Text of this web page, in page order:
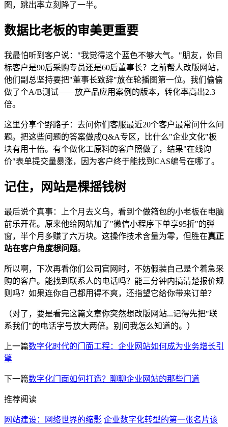
图，跳出率立刻降了一半。
数据比老板的审美更重要
我最怕听到客户说："我觉得这个蓝色不够大气。"朋友，你目
标客户是90后采购专员还是60后董事长？之前帮人改版网站，
他们副总坚持要把"董事长致辞"放在轮播图第一位。我们偷偷
做了个A/B测试——放产品应用案例的版本，转化率高出2.3
倍。
这里分享个野路子：去问你们客服最近20个客户最常问什么问
题。把这些问题的答案做成Q&A专区，比什么"企业文化"板
块有用十倍。有个做化工原料的客户照做了，结果"在线询
价"表单提交量暴涨，因为客户终于能找到CAS编号在哪了。
记住，网站是棵摇钱树
最后说个真事：上个月去义乌，看到个做箱包的小老板在电脑
前乐开花。原来他给网站加了"微信小程序下单享95折"的弹
窗，半个月多赚了六万块。这操作技术含量为零，但胜在真正
站在客户角度想问题。
所以啊，下次再看你们公司官网时，不妨假装自己是个着急采
购的客户。能找到联系人的电话吗？能三分钟内搞清楚报价规
则吗？如果连你自己都用得不爽，还指望它给你带来订单？
（对了，要是看完这篇文章你突然想改版网站...记得先把"联
系我们"的电话字号放大两倍。别问我怎么知道的。）
上一篇数字化时代的门面工程：企业网站如何成为业务增长引
擎
下一篇数字化门面如何打造？聊聊企业网站的那些门道
推荐阅读
网站建设：网络世界的缩影 企业数字化转型的第一张名片该